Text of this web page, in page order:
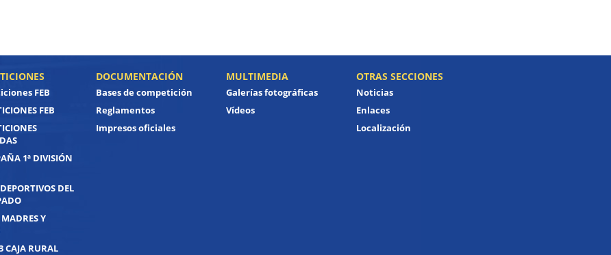
FEB
FEB
1ª DIVISIÓN
DEL
Y
CAJA RURAL
DOCUMENTACIÓN
Bases de competición
Reglamentos
Impresos oficiales
MULTIMEDIA
Galerías fotográficas
Vídeos
OTRAS SECCIONES
Noticias
Enlaces
Localización